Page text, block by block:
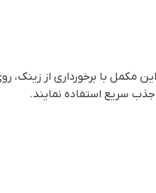
با برخورداری از زینک،
سریع استفاده نمایند.